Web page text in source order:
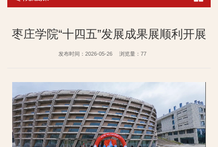
枣庄学院“十四五”发展成果展顺利开展
发布时间：2026-05-26 浏览量： 77